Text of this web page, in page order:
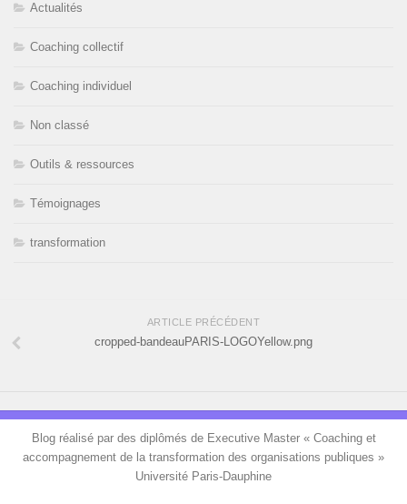
Actualités
Coaching collectif
Coaching individuel
Non classé
Outils & ressources
Témoignages
transformation
ARTICLE PRÉCÉDENT
cropped-bandeauPARIS-LOGOYellow.png
Blog réalisé par des diplômés de Executive Master « Coaching et
accompagnement de la transformation des organisations publiques »
Université Paris-Dauphine